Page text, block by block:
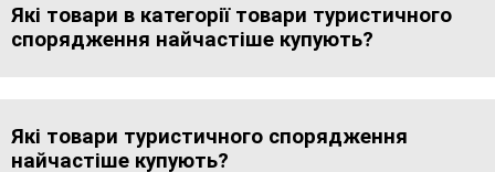
Які товари в категорії товари туристичного
спорядження найчастіше купують?
Які товари туристичного спорядження
найчастіше купують?